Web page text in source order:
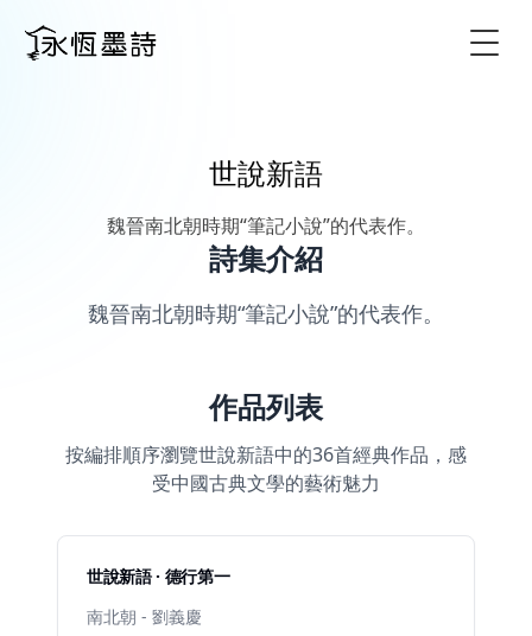
世說新語
魏晉南北朝時期“筆記小說”的代表作。
詩集介紹
魏晉南北朝時期“筆記小說”的代表作。
作品列表
按編排順序瀏覽世說新語中的36首經典作品，感
受中國古典文學的藝術魅力
世說新語 · 德行第一
南北朝 - 劉義慶